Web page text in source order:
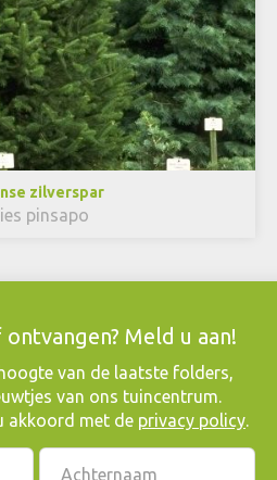
zilverspar
pinsapo
Meld u aan!
van de laatste folders,
van ons tuincentrum.
akkoord met de privacy policy.